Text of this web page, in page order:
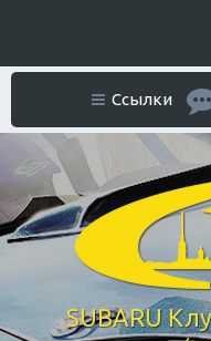
SUBARU
Ссылки